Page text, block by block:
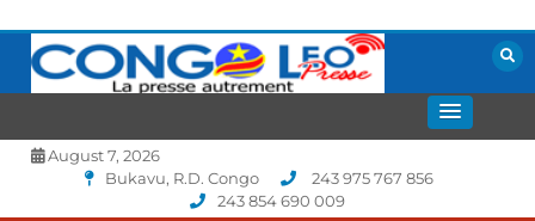
contenu
CONGOLEO
August 7, 2026
Bukavu, R.D. Congo
243 975 767 856
243 854 690 009